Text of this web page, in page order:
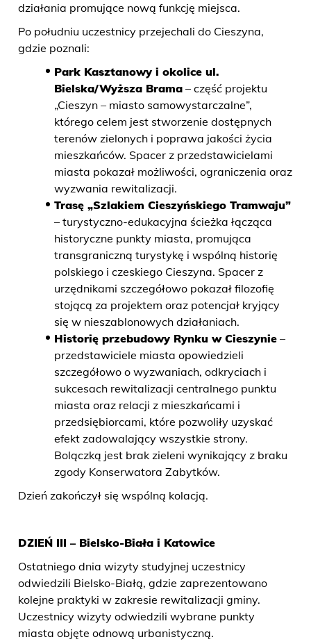
działania promujące nową funkcję miejsca.
Po południu uczestnicy przejechali do Cieszyna,
gdzie poznali:
Park Kasztanowy i okolice ul.
Bielska/Wyższa Brama – część projektu
„Cieszyn – miasto samowystarczalne”,
którego celem jest stworzenie dostępnych
terenów zielonych i poprawa jakości życia
mieszkańców. Spacer z przedstawicielami
miasta pokazał możliwości, ograniczenia oraz
wyzwania rewitalizacji.
Trasę „Szlakiem Cieszyńskiego Tramwaju”
– turystyczno-edukacyjna ścieżka łącząca
historyczne punkty miasta, promująca
transgraniczną turystykę i wspólną historię
polskiego i czeskiego Cieszyna. Spacer z
urzędnikami szczegółowo pokazał filozofię
stojącą za projektem oraz potencjał kryjący
się w nieszablonowych działaniach.
Historię przebudowy Rynku w Cieszynie –
przedstawiciele miasta opowiedzieli
szczegółowo o wyzwaniach, odkryciach i
sukcesach rewitalizacji centralnego punktu
miasta oraz relacji z mieszkańcami i
przedsiębiorcami, które pozwoliły uzyskać
efekt zadowalający wszystkie strony.
Bolączką jest brak zieleni wynikający z braku
zgody Konserwatora Zabytków.
Dzień zakończył się wspólną kolacją.
DZIEŃ III – Bielsko-Biała i Katowice
Ostatniego dnia wizyty studyjnej uczestnicy
odwiedzili Bielsko-Białą, gdzie zaprezentowano
kolejne praktyki w zakresie rewitalizacji gminy.
Uczestnicy wizyty odwiedzili wybrane punkty
miasta objęte odnową urbanistyczną.